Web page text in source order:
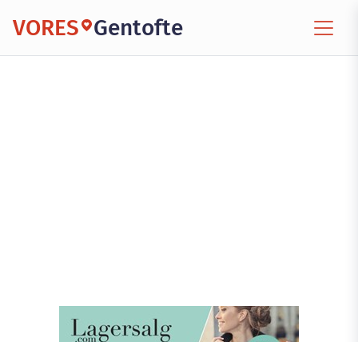
VORES Gentofte